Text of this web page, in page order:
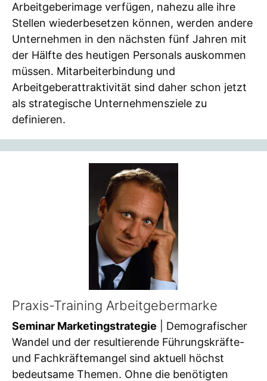
Arbeitgeberimage verfügen, nahezu alle ihre
Stellen wiederbesetzen können, werden andere
Unternehmen in den nächsten fünf Jahren mit
der Hälfte des heutigen Personals auskommen
müssen. Mitarbeiterbindung und
Arbeitgeberattraktivität sind daher schon jetzt
als strategische Unternehmensziele zu
definieren.
Praxis-Training Arbeitgebermarke
Seminar Marketingstrategie | Demografischer
Wandel und der resultierende Führungskräfte-
und Fachkräftemangel sind aktuell höchst
bedeutsame Themen. Ohne die benötigten